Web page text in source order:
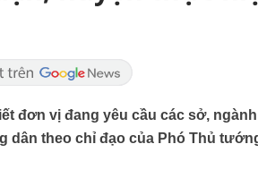
đơn vị đang yêu cầu các sở,
dân theo chỉ đạo của Phó Thủ